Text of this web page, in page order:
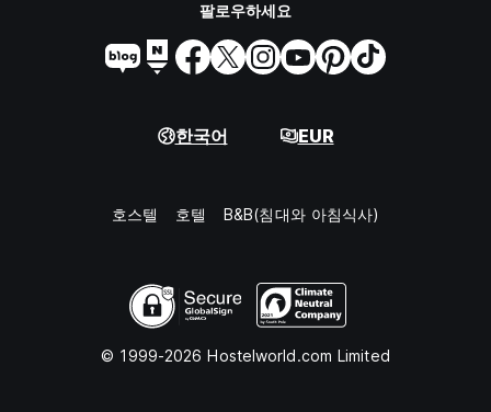
팔로우하세요
한국어 EUR
호스텔 호텔 B&B(침대와 아침식사)
© 1999-2026 Hostelworld.com Limited